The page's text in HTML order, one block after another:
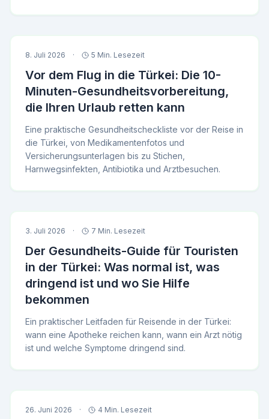
8. Juli 2026 · 5 Min. Lesezeit
Vor dem Flug in die Türkei: Die 10-
Minuten-Gesundheitsvorbereitung,
die Ihren Urlaub retten kann
Eine praktische Gesundheitscheckliste vor der Reise in
die Türkei, von Medikamentenfotos und
Versicherungsunterlagen bis zu Stichen,
Harnwegsinfekten, Antibiotika und Arztbesuchen.
3. Juli 2026 · 7 Min. Lesezeit
Der Gesundheits-Guide für Touristen
in der Türkei: Was normal ist, was
dringend ist und wo Sie Hilfe
bekommen
Ein praktischer Leitfaden für Reisende in der Türkei:
wann eine Apotheke reichen kann, wann ein Arzt nötig
ist und welche Symptome dringend sind.
26. Juni 2026 · 4 Min. Lesezeit